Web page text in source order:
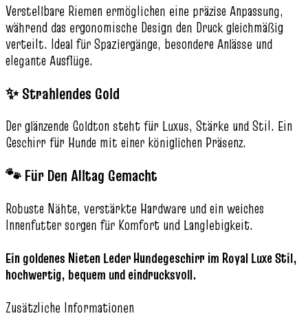
Verstellbare Riemen ermöglichen eine präzise Anpassung,
während das ergonomische Design den Druck gleichmäßig
verteilt. Ideal für Spaziergänge, besondere Anlässe und
elegante Ausflüge.
✨ Strahlendes Gold
Der glänzende Goldton steht für Luxus, Stärke und Stil. Ein
Geschirr für Hunde mit einer königlichen Präsenz.
🐾 Für Den Alltag Gemacht
Robuste Nähte, verstärkte Hardware und ein weiches
Innenfutter sorgen für Komfort und Langlebigkeit.
Ein goldenes Nieten Leder Hundegeschirr im Royal Luxe Stil,
hochwertig, bequem und eindrucksvoll.
Zusätzliche Informationen